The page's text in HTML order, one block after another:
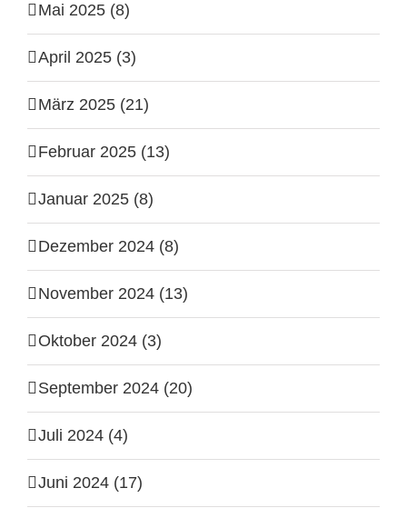
Mai 2025 (8)
April 2025 (3)
März 2025 (21)
Februar 2025 (13)
Januar 2025 (8)
Dezember 2024 (8)
November 2024 (13)
Oktober 2024 (3)
September 2024 (20)
Juli 2024 (4)
Juni 2024 (17)